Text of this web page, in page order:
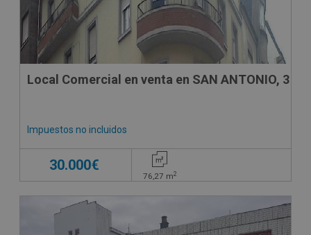
Local Comercial en venta en SAN ANTONIO, 3
Impuestos no incluidos
30.000€
76,27 m2
SUJETO A IVA